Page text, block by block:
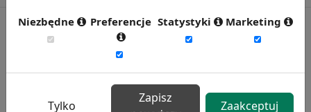
Rynekpracy.pl
Niezbędne Preferencje Statystyki Marketing
Tylko
Zapisz
Zaakceptuj